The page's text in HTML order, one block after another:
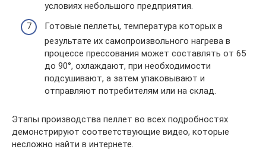
условиях небольшого предприятия.
Готовые пеллеты, температура которых в
результате их самопроизвольного нагрева в
процессе прессования может составлять от 65
до 90°, охлаждают, при необходимости
подсушивают, а затем упаковывают и
отправляют потребителям или на склад.
Этапы производства пеллет во всех подробностях
демонстрируют соответствующие видео, которые
несложно найти в интернете.